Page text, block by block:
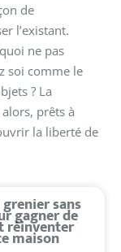
de
l’existant.
ne pas
soi comme le
? La
prêts à
la liberté de
sans
gagner de
réinventer
maison